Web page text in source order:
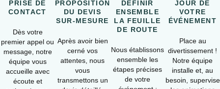
PRISE DE
CONTACT
Dès votre
premier appel ou
message, notre
équipe vous
accueille avec
écoute et
PROPOSITION
DU DEVIS
SUR-MESURE
Après avoir bien
cerné vos
attentes, nous
vous
transmettons un
DÉFINIR
ENSEMBLE
LA FEUILLE
DE ROUTE
Nous établissons
ensemble les
étapes précises
de votre
JOUR DE
VOTRE
ÉVÉNEMENT
Place au
divertissement !
Notre équipe
installe et, au
besoin, supervise